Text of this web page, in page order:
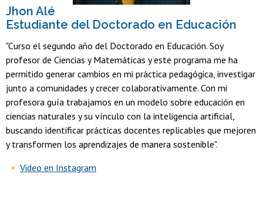
Jhon Alé
Estudiante del Doctorado en Educación
"Curso el segundo año del Doctorado en Educación. Soy
profesor de Ciencias y Matemáticas y este programa me ha
permitido generar cambios en mi práctica pedagógica, investigar
junto a comunidades y crecer colaborativamente. Con mi
profesora guía trabajamos en un modelo sobre educación en
ciencias naturales y su vínculo con la inteligencia artificial,
buscando identificar prácticas docentes replicables que mejoren
y transformen los aprendizajes de manera sostenible".
Video en Instagram